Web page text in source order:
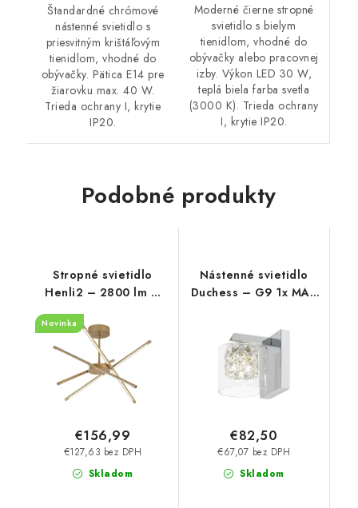
Štandardné chrómové
nástenné svietidlo s
priesvitným krištáľovým
tienidlom, vhodné do
obývačky. Pätica E14 pre
žiarovku max. 40 W.
Trieda ochrany I, krytie
IP20.
Moderné čierne stropné
svietidlo s bielym
tienidlom, vhodné do
obývačky alebo pracovnej
izby. Výkon LED 30 W,
teplá biela farba svetla
(3000 K). Trieda ochrany
I, krytie IP20.
Podobné produkty
Stropné svietidlo
Henli2 – 2800 lm –
IP20
Novinka
Skladom
€127,63 bez DPH
€156,99
Nástenné svietidlo
Duchess – G9 1x MAX
Skladom
€67,07 bez DPH
€82,50